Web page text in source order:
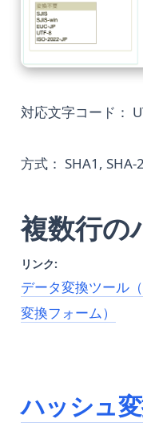
対応文字コード：
方式： SHA1,
複数行の
リンク:
データ変換ツール
変換フォーム）
ハッシュ変